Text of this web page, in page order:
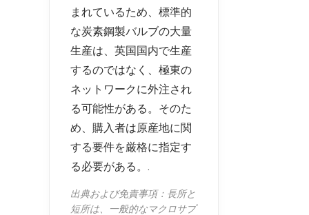
まれているため、標準的
な炭素鋼製バルブの大量
生産は、英国国内で生産
するのではなく、極東の
ネットワークに外注され
る可能性がある。そのた
め、購入者は原産地に関
する要件を厳格に指定す
る必要がある。.
出典および免責事項：長所と
短所は、一般的なマクロサプ